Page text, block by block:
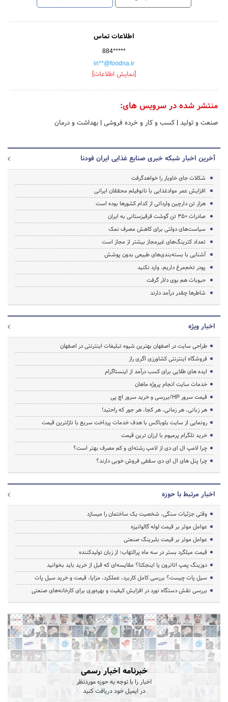
اطلاعات تماس
884*****
in**@foodna.ir
[نمایش اطلاعات]
منتشر شده در سرویس های:
صنعت و تولید | کسب و کار و خرده فروشی | بهداشت و درمان
آخرین اخبار شبکه خبری صنایع غذایی ایران فودنا
شکلات جای خاویار را خواهدگرفت
افزایش عمر موادغذایی با نانوفیلم‌ محققان ایرانی
هزار تن دارچین وارداتی از کدام کشورها بوده است
صادرات 350 تن گوشت قرقیزستانی به ایران
سیاست‌های دولتی برای کاهش مصرف نمک
تعداد کترینگ‌های غیرمجاز بیشتر از مجاز است
آشنایی با بسته‌بندی‌های طبیعی بدون پوشش
پودر تخم‌مرغ داریم، وارد نکنید
حبوبات هم بوی دلار گرفت
شاطرها چقدر درآمد دارند
اخبار ویژه
طراحی سایت در اصفهان بهترین شیوه تبلیغات اینترنتی در اصفهان
فروشگاه اینترنتی کشاورزی اگری راز
ایده های طلایی برای کسب درآمد از اینستاگرام
خدمات سایت انجام پروژه ماهان
قیمت سرور HP/بررسی و خرید سرور اچ پی
هر زبانی، هر زمانی، هر کجا، هر جور که راحتید!
رونمایی از سایت بلوباکس با هدف خدمات پرداخت سریع با نازلترین قیمت
خرید تلگرام پرمیوم با ارزان ترین قیمت
چرا لامپ ال ای دی از لامپ رشته‌ای و کم مصرف بهتر است؟
چرا پنل های ال ای دی سقفی فروش خوبی دارند؟
اخبار مرتبط با حوزه
وقتی جزئیات سنگی، شخصیت یک ساختمان را میسازد
عوامل موثر بر قیمت لوله گالوانیزه
عوامل موثر بر قیمت بلبرینگ صنعتی
قیمت میلگرد بستر در سه ماه پرالتهاب؛ از زبان تولیدکننده
دوزینگ پمپ اتاترون یا اینجکتا؟ مقایسه‌ای که قبل از خرید باید بخوانید
سیل پات چیست؟ بررسی کامل کاربرد، عملکرد، مزایا، قیمت و خرید سیل پات
بررسی نقش دستگاه نورد در افزایش کیفیت و بهره‌وری برای کارخانه‌های صنعتی
خبرنامه اخبار رسمی
اخبار را با توجه به حوزه موردنظر
در ایمیل خود دریافت کنید